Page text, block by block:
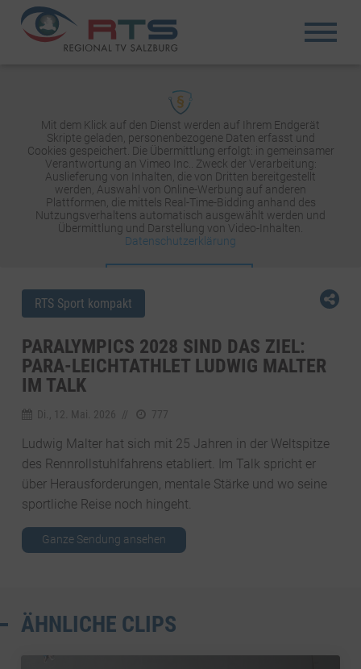
Mit dem Klick auf den Dienst werden auf Ihrem Endgerät
Skripte geladen, personenbezogene Daten erfasst und
Cookies gespeichert. Die Übermittlung erfolgt: in gemeinsamer
Verantwortung an Vimeo Inc.. Zweck der Verarbeitung:
Auslieferung von Inhalten, die von Dritten bereitgestellt
werden, Auswahl von Online-Werbung auf anderen
Plattformen, die mittels Real-Time-Bidding anhand des
Nutzungsverhaltens automatisch ausgewählt werden und
Übermittlung und Darstellung von Video-Inhalten.
Datenschutzerklärung
RTS Sport kompakt
PARALYMPICS 2028 SIND DAS ZIEL:
PARA-LEICHTATHLET LUDWIG MALTER
IM TALK
Di., 12. Mai. 2026 777
Ludwig Malter hat sich mit 25 Jahren in der Weltspitze
des Rennrollstuhlfahrens etabliert. Im Talk spricht er
über Herausforderungen, mentale Stärke und wo seine
sportliche Reise noch hingeht.
Ganze Sendung ansehen
ÄHNLICHE CLIPS